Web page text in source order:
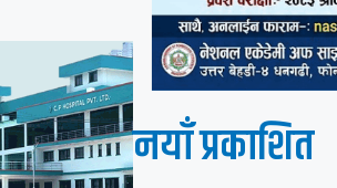
नयाँ प्रकाशित